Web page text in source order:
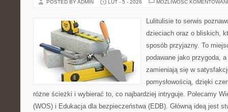
POSTED BY ADMIN LUT - 5 - 2026 MOŻLIWOŚĆ
Lulitulisie to serwis
dzieciach oraz o bliskich,
sposób przyjazny. To
podawane jako przygoda,
zamieniają się w
pomysłowością, dzięki
różne ścieżki i wybierać to, co najbardziej intryguje. Polecamy
(WOS) i Edukacja dla bezpieczeństwa (EDB). Główną ideą jest